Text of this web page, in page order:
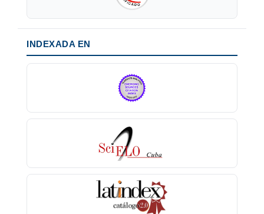
INDEXADA EN